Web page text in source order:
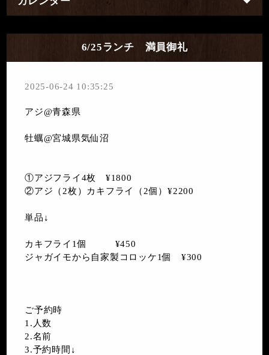
6/25ランチ 満員御礼
2025-06-24 10:35:25
アジ@青森県
牡蠣@宮城県気仙沼
①アジフライ4枚 ¥1800
②アジ（2枚）カキフライ（2個）¥2200
単品↓
カキフライ1個 ¥450
ジャガイモから自家製コロッケ1個 ¥300
ご予約時
1.人数
2.名前
3.予約時間↓